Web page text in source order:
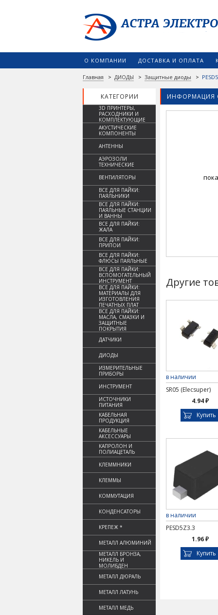
О КОМПАНИИ ДОСТАВКА И ОПЛАТА
Главная > ДИОДЫ > Защитные диоды >
КАТЕГОРИИ ИНФОРМАЦИЯ
3D ПРИНТЕРЫ,
РАСХОДНИКИ И
КОМПЛЕКТУЮЩИЕ
АКУСТИЧЕСКИЕ
КОМПОНЕНТЫ
АНТЕННЫ
АЭРОЗОЛИ
ТЕХНИЧЕСКИЕ
ВЕНТИЛЯТОРЫ
ВСЕ ДЛЯ ПАЙКИ:
ПАЯЛЬНИКИ
ВСЕ ДЛЯ ПАЙКИ:
ПАЯЛЬНЫЕ СТАНЦИИ
И ВАННЫ
ВСЕ ДЛЯ ПАЙКИ:
ЖАЛА
ВСЕ ДЛЯ ПАЙКИ:
ПРИПОИ
ВСЕ ДЛЯ ПАЙКИ:
ФЛЮСЫ ПАЯЛЬНЫЕ
ВСЕ ДЛЯ ПАЙКИ:
ВСПОМОГАТЕЛЬНЫЙ
ИНСТРУМЕНТ
ВСЕ ДЛЯ ПАЙКИ:
МАТЕРИАЛЫ ДЛЯ
ИЗГОТОВЛЕНИЯ
ПЕЧАТНЫХ ПЛАТ
ВСЕ ДЛЯ ПАЙКИ:
МАСЛА, СМАЗКИ И
ЗАЩИТНЫЕ
ПОКРЫТИЯ
ДАТЧИКИ
ДИОДЫ
ИЗМЕРИТЕЛЬНЫЕ
ПРИБОРЫ
ИНСТРУМЕНТ
ИСТОЧНИКИ
ПИТАНИЯ
КАБЕЛЬНАЯ
ПРОДУКЦИЯ
КАБЕЛЬНЫЕ
АКСЕССУАРЫ
КАПРОЛОН И
ПОЛИАЦЕТАЛЬ
КЛЕММНИКИ
КЛЕММЫ
КОММУТАЦИЯ
КОНДЕНСАТОРЫ
КРЕПЕЖ *
МЕТАЛЛ АЛЮМИНИЙ
МЕТАЛЛ БРОНЗА,
НИКЕЛЬ И
МОЛИБДЕН
МЕТАЛЛ ДЮРАЛЬ
МЕТАЛЛ ЛАТУНЬ
МЕТАЛЛ МЕДЬ
Другие
в наличии
SR05 (Elecsuper)
4.94 ₽
Купить
в наличии
PESD5Z3.3
1.96 ₽
Купить